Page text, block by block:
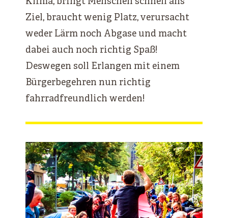
Ziel, braucht wenig Platz, verursacht
weder Lärm noch Abgase und macht
dabei auch noch richtig Spaß!
Deswegen soll Erlangen mit einem
Bürgerbegehren nun richtig
fahrradfreundlich werden!